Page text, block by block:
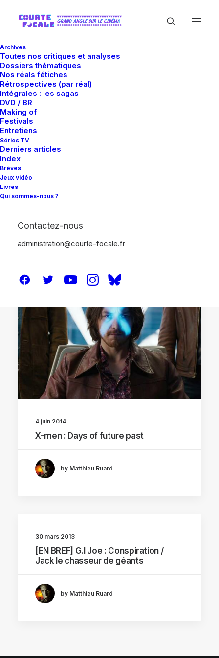
Archives
Toutes nos critiques et analyses
Dossiers thématiques
Nos réals fétiches
Rétrospectives (par réal)
Intégrales : les sagas
DVD / BR
Making of
Festivals
Entretiens
Séries TV
Derniers articles
Index
Brèves
Jeux vidéo
Livres
Qui sommes-nous ?
Contactez-nous
administration@courte-focale.fr
4 juin 2014
X-men : Days of future past
by Matthieu Ruard
30 mars 2013
[EN BREF] G.I Joe : Conspiration /
Jack le chasseur de géants
by Matthieu Ruard